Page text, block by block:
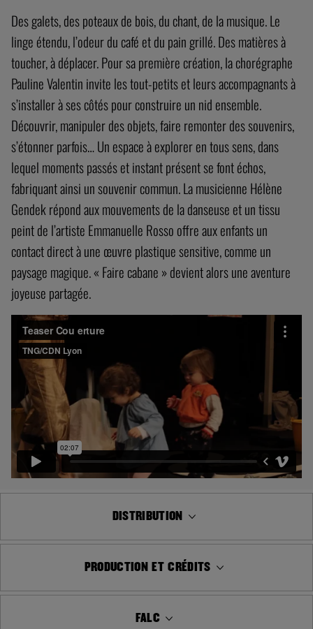
Des galets, des poteaux de bois, du chant, de la musique. Le
linge étendu, l’odeur du café et du pain grillé. Des matières à
toucher, à déplacer. Pour sa première création, la chorégraphe
Pauline Valentin invite les tout-petits et leurs accompagnants à
s’installer à ses côtés pour construire un nid ensemble.
Découvrir, manipuler des objets, faire remonter des souvenirs,
s’étonner parfois… Un espace à explorer en tous sens, dans
lequel moments passés et instant présent se font échos,
fabriquant ainsi un souvenir commun. La musicienne Hélène
Gendek répond aux mouvements de la danseuse et un tissu
peint de l’artiste Emmanuelle Rosso offre aux enfants un
contact direct à une œuvre plastique sensitive, comme un
paysage magique. « Faire cabane » devient alors une aventure
joyeuse partagée.
DISTRIBUTION
PRODUCTION ET CRÉDITS
FALC